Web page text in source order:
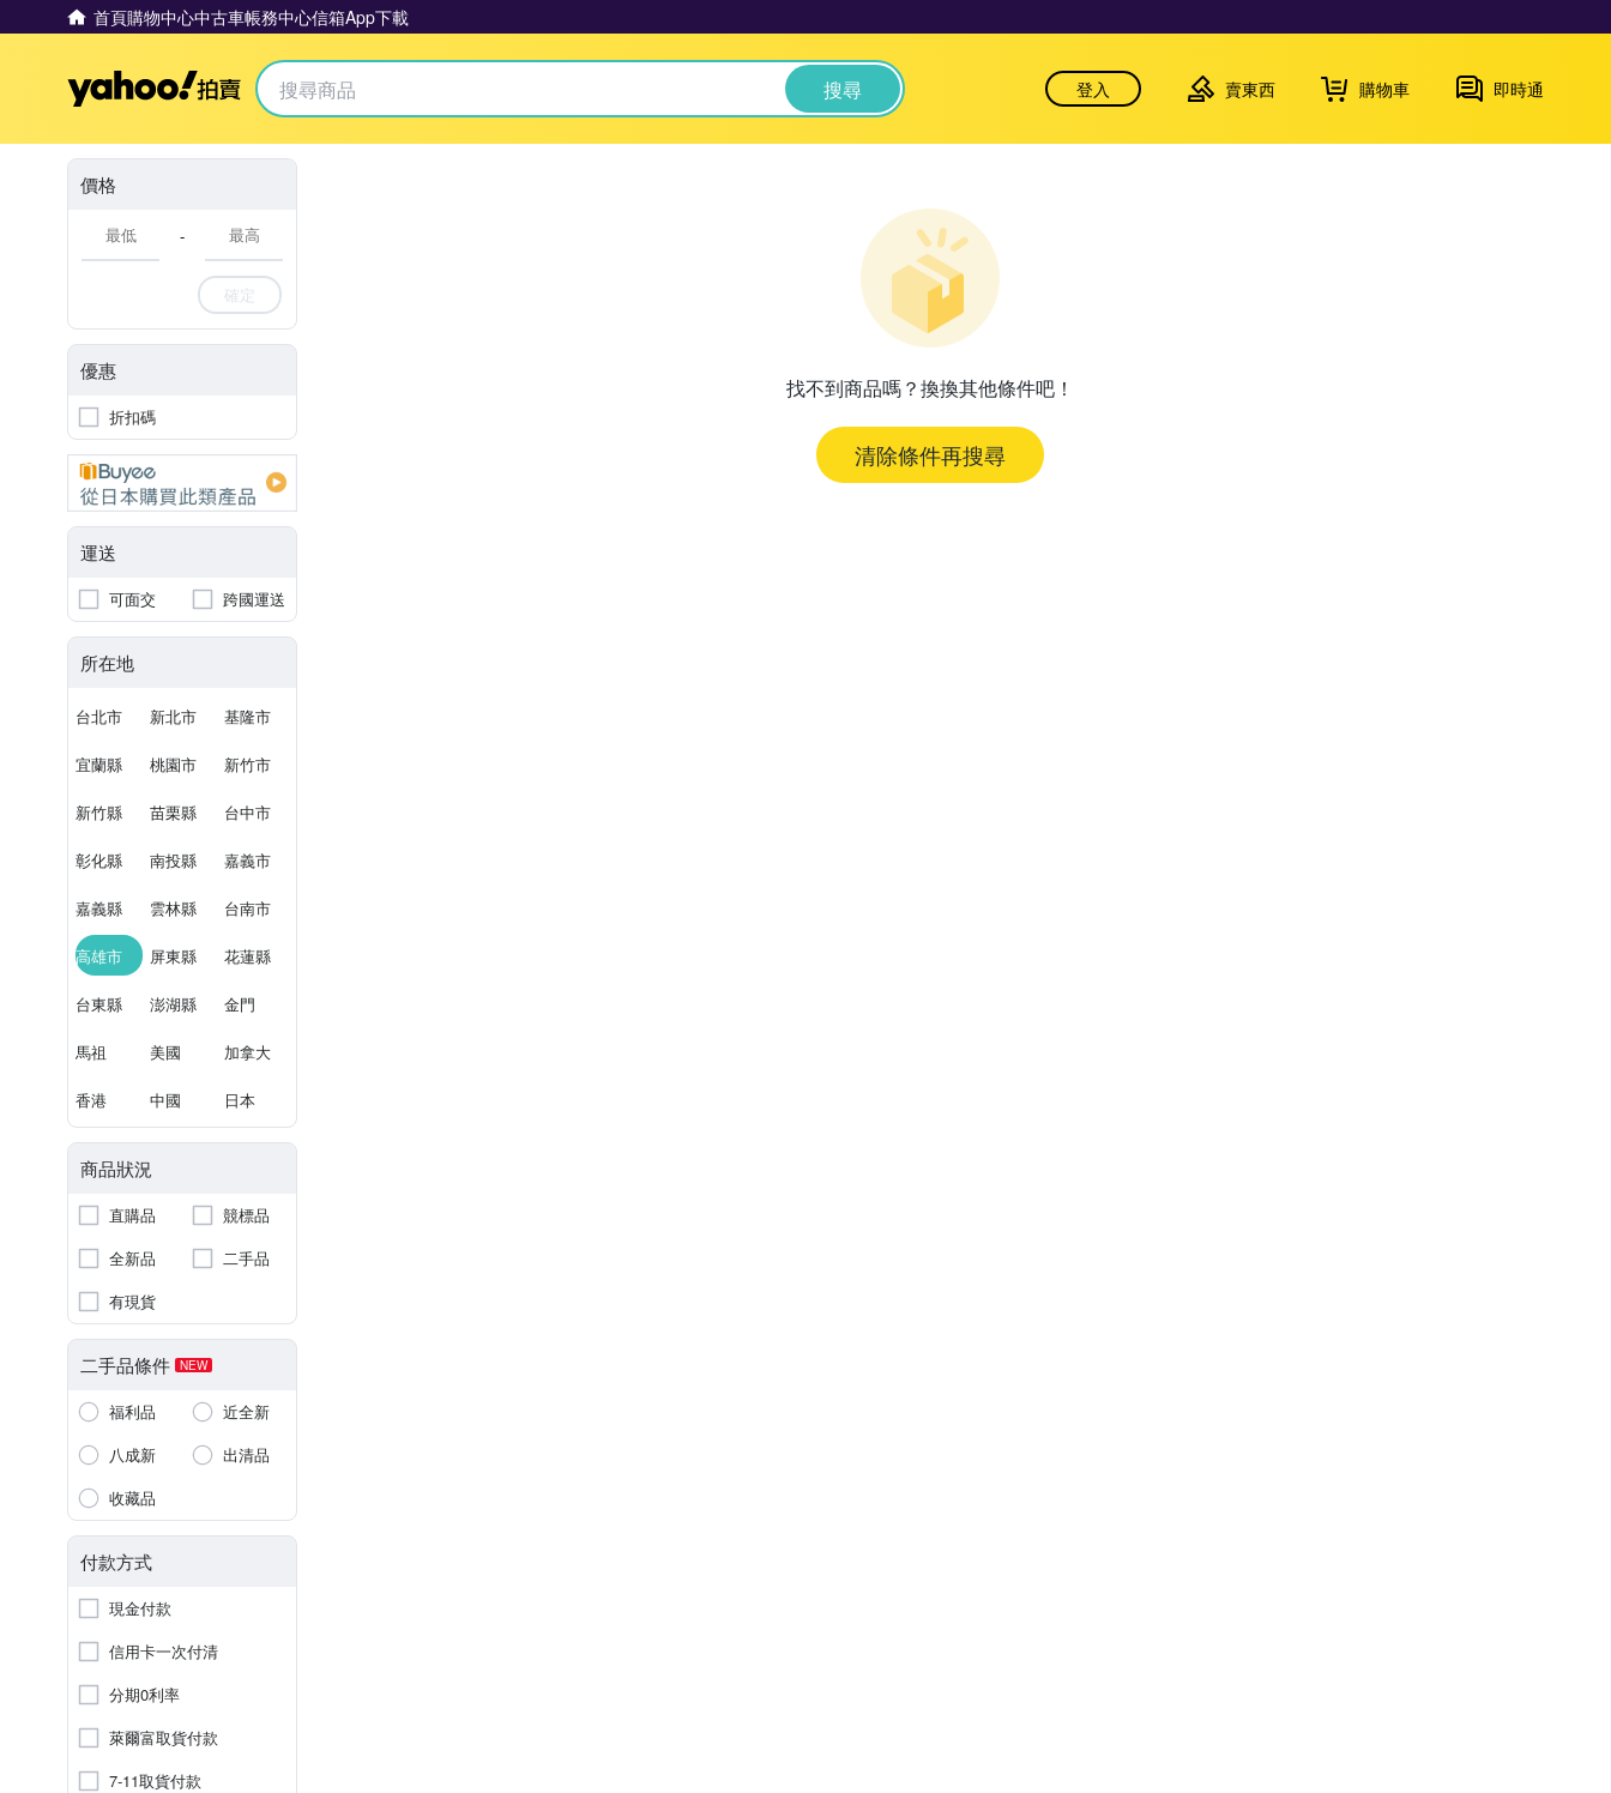
首頁購物中心中古車帳務中心信箱App下載
Yahoo拍賣 搜尋 登入 賣東西 購物車 即時通
價格
-
確定
優惠
折扣碼
運送
可面交 跨國運送
所在地
台北市 新北市 基隆市
宜蘭縣 桃園市 新竹市
新竹縣 苗栗縣 台中市
彰化縣 南投縣 嘉義市
嘉義縣 雲林縣 台南市
高雄市 屏東縣 花蓮縣
台東縣 澎湖縣 金門
馬祖 美國 加拿大
香港 中國 日本
商品狀況
直購品
競標品
全新品
二手品
有現貨
二手品條件 NEW
福利品
近全新
八成新
出清品
收藏品
付款方式
現金付款
信用卡一次付清
分期0利率
萊爾富取貨付款
7-11取貨付款
找不到商品嗎？換換其他條件吧！
清除條件再搜尋